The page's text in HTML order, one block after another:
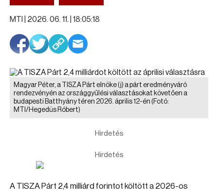
MTI | 2026. 06. 11. | 18:05:18
Magyar Péter, a TISZA Párt elnöke (j) a párt eredményváró
rendezvényén az országgyűlési választásokat követően a
budapesti Batthyány téren 2026. április 12-én (Fotó:
MTI/Hegedüs Róbert)
Hirdetés
Hirdetés
A TISZA Párt 2,4 milliárd forintot költött a 2026-os